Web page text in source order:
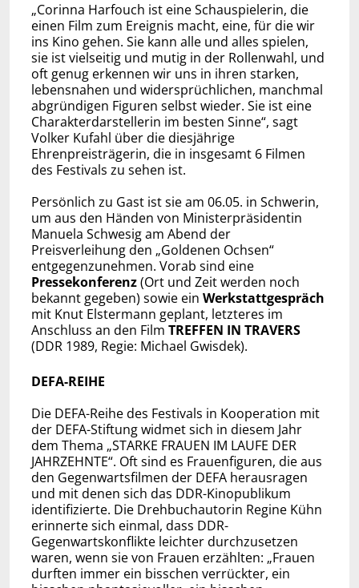
„Corinna Harfouch ist eine Schauspielerin, die
einen Film zum Ereignis macht, eine, für die wir
ins Kino gehen. Sie kann alle und alles spielen,
sie ist vielseitig und mutig in der Rollenwahl, und
oft genug erkennen wir uns in ihren starken,
lebensnahen und widersprüchlichen, manchmal
abgründigen Figuren selbst wieder. Sie ist eine
Charakterdarstellerin im besten Sinne“, sagt
Volker Kufahl über die diesjährige
Ehrenpreisträgerin, die in insgesamt 6 Filmen
des Festivals zu sehen ist.
Persönlich zu Gast ist sie am 06.05. in Schwerin,
um aus den Händen von Ministerpräsidentin
Manuela Schwesig am Abend der
Preisverleihung den „Goldenen Ochsen“
entgegenzunehmen. Vorab sind eine
Pressekonferenz(Ort und Zeit werden noch
bekannt gegeben) sowie ein Werkstattgespräch
mit Knut Elstermann geplant, letzteres im
Anschluss an den Film TREFFEN IN TRAVERS
(DDR 1989, Regie: Michael Gwisdek).
DEFA-REIHE
Die DEFA-Reihe des Festivals in Kooperation mit
der DEFA-Stiftung widmet sich in diesem Jahr
dem Thema „STARKE FRAUEN IM LAUFE DER
JAHRZEHNTE“. Oft sind es Frauenfiguren, die aus
den Gegenwartsfilmen der DEFA herausragen
und mit denen sich das DDR-Kinopublikum
identifizierte. Die Drehbuchautorin Regine Kühn
erinnerte sich einmal, dass DDR-
Gegenwartskonflikte leichter durchzusetzen
waren, wenn sie von Frauen erzählten: „Frauen
durften immer ein bisschen verrückter, ein